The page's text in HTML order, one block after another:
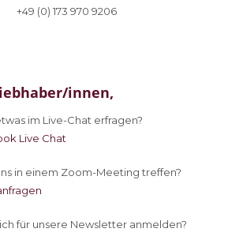
+49 (0) 173 970 9206
innen,
im Live-Chat erfragen?
Live Chat
in einem Zoom-Meeting treffen?
für unsere Newsletter anmelden?